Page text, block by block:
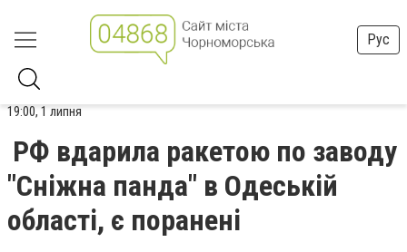
Рус
19:00, 1 липня
РФ вдарила ракетою по заводу
"Сніжна панда" в Одеській
області, є поранені